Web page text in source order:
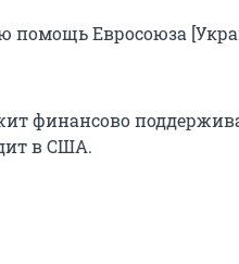
Евросоюза
финансово
в США.